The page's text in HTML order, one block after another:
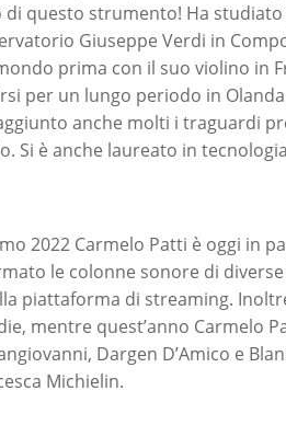
questo strumento! Ha
Giuseppe Verdi in
prima con il suo violino in
per un lungo periodo in
anche molti i traguardi
Si è anche laureato in
2022 Carmelo Patti è oggi in
le colonne sonore di
piattaforma di streaming.
mentre quest’anno Carmelo
Dargen D’Amico e
Michielin.